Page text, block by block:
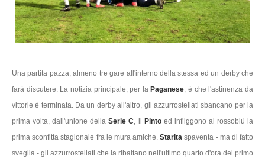
Una partita pazza, almeno tre gare all'interno della stessa ed un derby che
farà discutere. La notizia principale, per la Paganese, è che l'astinenza da
vittorie è terminata. Da un derby all'altro, gli azzurrostellati sbancano per la
prima volta, dall'unione dellaSerie C, il Pinto ed infliggono ai rossoblù la
prima sconfitta stagionale fra le mura amiche.Staritaspaventa - ma di fatto
sveglia - gli azzurrostellati che la ribaltano nell'ultimo quarto d'ora del primo